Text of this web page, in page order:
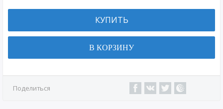
КУПИТЬ
В КОРЗИНУ
Поделиться